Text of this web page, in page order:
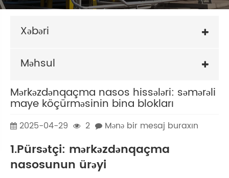
Xəbəri
Məhsul
Mərkəzdənqaçma nasos hissələri: səmərəli
maye köçürməsinin bina blokları
2025-04-29 2 Mənə bir mesaj buraxın
1.Pürsətçi: mərkəzdənqaçma
nasosunun ürəyi